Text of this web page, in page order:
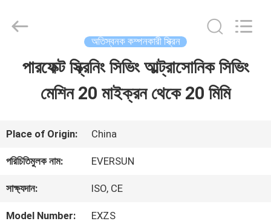
বাড়ি
VR
প্রদর্শন
(Henan)
অতিস্বনক কম্পনকারী স্ক্রিন
পারফেক্ট স্ক্রিনিং সিভিং আল্ট্রাসোনিক সিভিং
মেশিন 20 মাইক্রন থেকে 20 মিমি
Place of Origin: China
পরিচিতিমুলক নাম: EVERSUN
সাক্ষ্যদান: ISO, CE
Model Number: EXZS